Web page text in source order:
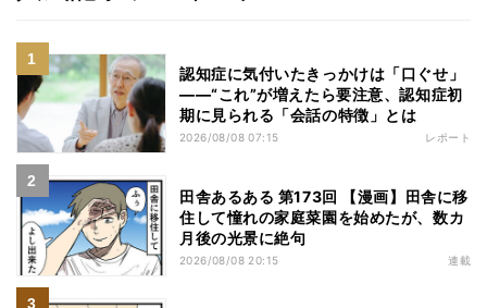
認知症に気付いたきっかけは「口ぐせ」
――“これ”が増えたら要注意、認知症初
期に見られる「会話の特徴」とは
2026/08/08 07:15 レポート
田舎あるある 第173回 【漫画】田舎に移
住して憧れの家庭菜園を始めたが、数カ
月後の光景に絶句
2026/08/08 20:15 連載